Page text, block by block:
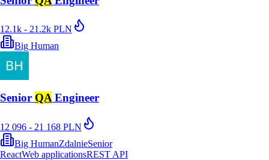
12.1k - 21.2k PLN
Big Human
Senior QA Engineer
12 096 - 21 168 PLN
Big HumanZdalnieSenior
ReactWeb applicationsREST API